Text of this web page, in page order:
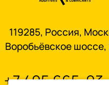
119285, Россия,
Воробьёвское шоссе,
+7 495 665-